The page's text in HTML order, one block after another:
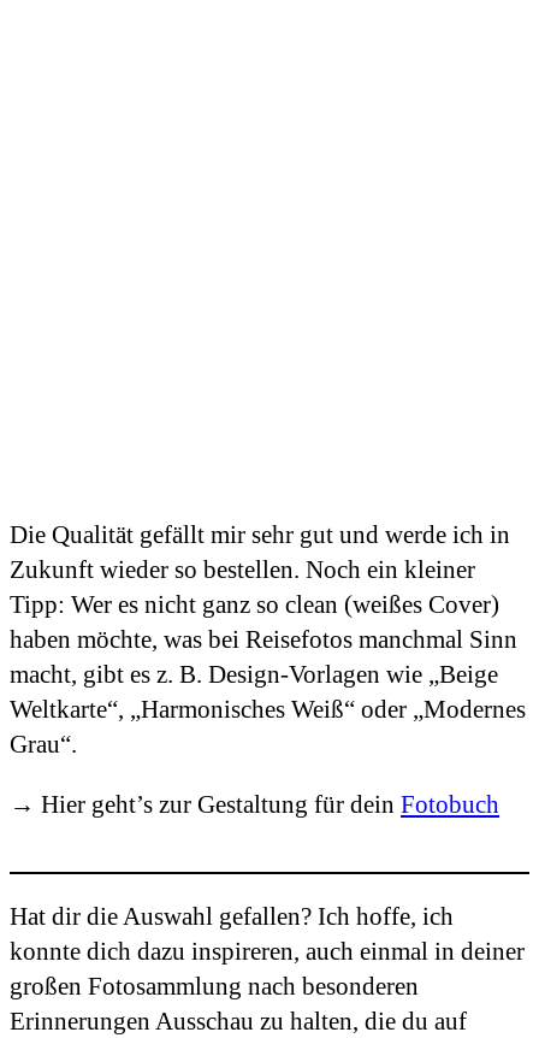
Die Qualität gefällt mir sehr gut und werde ich in
Zukunft wieder so bestellen. Noch ein kleiner
Tipp: Wer es nicht ganz so clean (weißes Cover)
haben möchte, was bei Reisefotos manchmal Sinn
macht, gibt es z. B. Design-Vorlagen wie „Beige
Weltkarte“, „Harmonisches Weiß“ oder „Modernes
Grau“.
→ Hier geht’s zur Gestaltung für dein Fotobuch
Hat dir die Auswahl gefallen? Ich hoffe, ich
konnte dich dazu inspireren, auch einmal in deiner
großen Fotosammlung nach besonderen
Erinnerungen Ausschau zu halten, die du auf